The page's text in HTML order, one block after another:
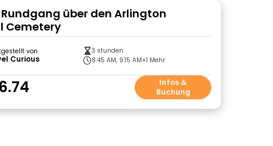
über den Arlington
Cemetery
von
Curious
3 stunden
8:45 AM, 9:15 AM+1 Mehr
Infos &
Buchung